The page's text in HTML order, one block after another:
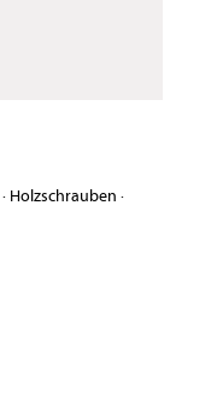
· Holzschrauben ·